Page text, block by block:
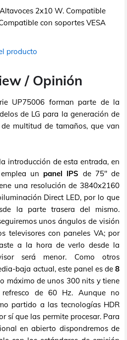
Altavoces 2x10 W. Compatible
con soportes VESA
producto
/ Opinión
UP75006 forman parte de la
de LG para la generación de
multitud de tamaños, que van
introducción de esta entrada, en
un panel IPS de 75" de
una resolución de 3840x2160
Direct LED, por lo que
la parte trasera del mismo.
unos ángulos de visión
televisores con paneles VA; por
a la hora de verlo desde la
será menor. Como otros
baja actual, este panel es de 8
máximo de unos 300 nits y tiene
de 60 Hz. Aunque no
partido a las tecnologías HDR
sí que las permite procesar. Para
en abierto dispondremos de